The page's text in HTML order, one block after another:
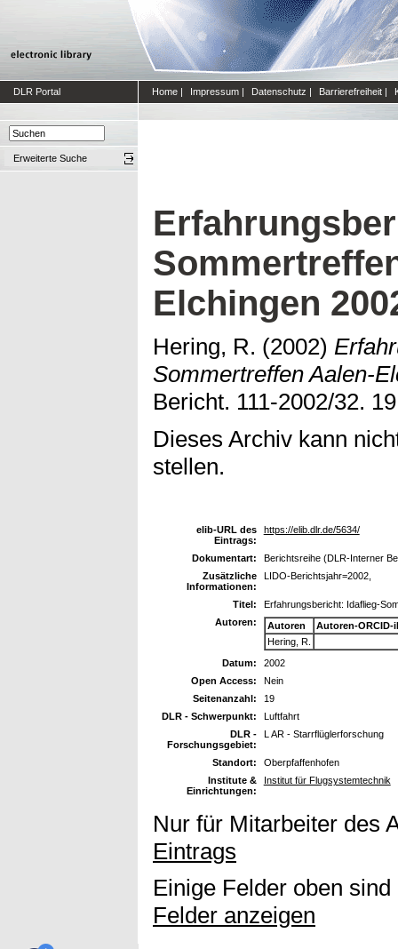
DLR Portal Home | Impressum | Datenschutz | Barrierefreiheit |
Erweiterte Suche
Elchingen
Hering, R. (2002)
Sommertreffen Aalen-
Bericht. 111-2002/32.
Dieses Archiv kann
stellen.
elib-URL des
Eintrags:
https://elib.dlr.de/5634/
Dokumentart:
Berichtsreihe (DLR-Interner
Zusätzliche
Informationen:
LIDO-Berichtsjahr=2002,
Titel:
Erfahrungsbericht: Idaflieg-
Autoren:
Autoren
Autoren-ORCID-
Hering, R.
Datum:
2002
Open Access:
Nein
Seitenanzahl:
19
DLR - Schwerpunkt:
Luftfahrt
DLR -
Forschungsgebiet:
L AR - Starrflüglerforschung
Standort:
Oberpfaffenhofen
Institute &
Einrichtungen:
Institut für Flugsystemtechnik
Nur für Mitarbeiter des
Eintrags
Einige Felder oben
Felder anzeigen